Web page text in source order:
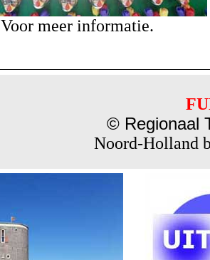
Voor meer informatie.
© Regionaal
Noord-Holland